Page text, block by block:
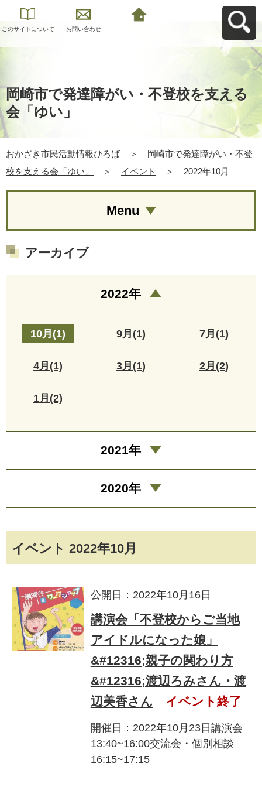
このサイトについて お問い合わせ
岡崎市で発達障がい・不登校を支える
会「ゆい」
おかざき市民活動情報ひろば ＞
岡崎市で発達障がい・不登
校を支える会「ゆい」
＞ イベント ＞ 2022年10月
イベント 2022年10月
公開日：2022年10月16日
講演会「不登校からご当地
アイドルになった娘」
&#12316;親子の関わり方
&#12316;渡辺ろみさん・渡
辺美香さん
イベント終了
開催日：2022年10月23日講演会
13:40~16:00交流会・個別相談
16:15~17:15
Menu
アーカイブ
2022年
10月(1) 9月(1) 7月(1)
4月(1) 3月(1) 2月(2)
1月(2)
2021年
2020年